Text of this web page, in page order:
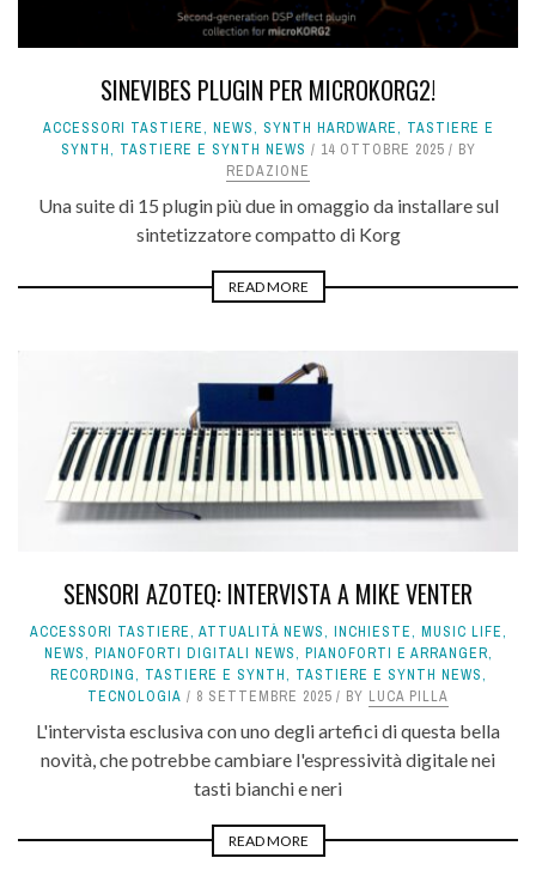
SINEVIBES PLUGIN PER MICROKORG2!
ACCESSORI TASTIERE, NEWS, SYNTH HARDWARE, TASTIERE E
SYNTH, TASTIERE E SYNTH NEWS 14 OTTOBRE 2025
BY
REDAZIONE
Una suite di 15 plugin più due in omaggio da installare sul
sintetizzatore compatto di Korg
READ MORE
SENSORI AZOTEQ: INTERVISTA A MIKE VENTER
ACCESSORI TASTIERE, ATTUALITÀ NEWS, INCHIESTE, MUSIC LIFE,
NEWS, PIANOFORTI DIGITALI NEWS, PIANOFORTI E ARRANGER,
RECORDING, TASTIERE E SYNTH, TASTIERE E SYNTH NEWS,
TECNOLOGIA
8 SETTEMBRE 2025 BY LUCA PILLA
L'intervista esclusiva con uno degli artefici di questa bella
novità, che potrebbe cambiare l'espressività digitale nei
tasti bianchi e neri
READ MORE